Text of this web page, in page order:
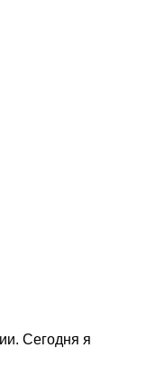
Сегодня я